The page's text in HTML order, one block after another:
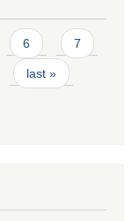
6 7
last »